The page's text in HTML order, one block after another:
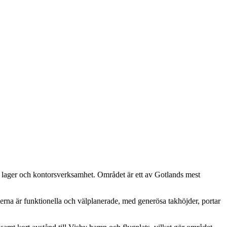
och kontorsverksamhet. Området är ett av Gotlands mest
är funktionella och välplanerade, med generösa takhöjder, portar